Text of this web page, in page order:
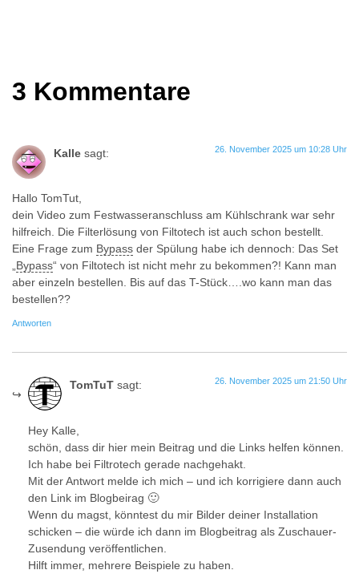
3 Kommentare
Kalle sagt: 26. November 2025 um 10:28 Uhr
Hallo TomTut,
dein Video zum Festwasseranschluss am Kühlschrank war sehr
hilfreich. Die Filterlösung von Filtotech ist auch schon bestellt.
Eine Frage zum Bypass der Spülung habe ich dennoch: Das Set
Bypass“ von Filtotech ist nicht mehr zu bekommen?! Kann man
aber einzeln bestellen. Bis auf das T-Stück….wo kann man das
bestellen??
Antworten
TomTuT sagt: 26. November 2025 um 21:50 Uhr
Hey Kalle,
schön, dass dir hier mein Beitrag und die Links helfen können.
Ich habe bei Filtrotech gerade nachgehakt.
Mit der Antwort melde ich mich – und ich korrigiere dann auch
den Link im Blogbeirag 🙂
Wenn du magst, könntest du mir Bilder deiner Installation
schicken – die würde ich dann im Blogbeitrag als Zuschauer-
Zusendung veröffentlichen.
Hilft immer, mehrere Beispiele zu haben.